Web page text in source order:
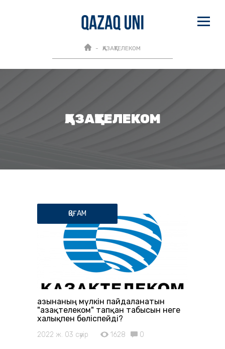
ҚАЗАҚТЕЛЕКОМ
ҚАЗАҚТЕЛЕКОМ
ҚОҒАМ
Қазынаның мүлкін пайдаланатын
"Қазақтелеком" тапқан табысын неге
халықпен бөліспейді?
2022 ж. 03 сәуір 1628 0